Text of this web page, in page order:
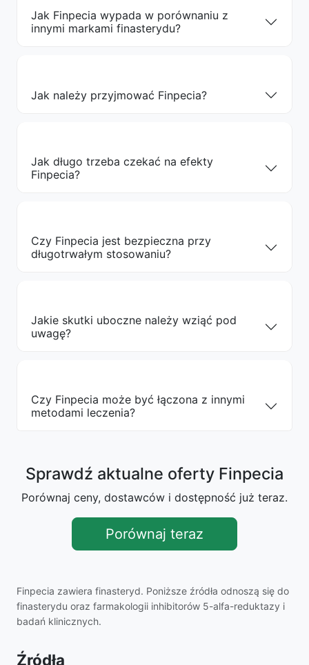
Jak Finpecia wypada w porównaniu z
innymi markami finasterydu?
Jak należy przyjmować Finpecia?
Jak długo trzeba czekać na efekty
Finpecia?
Czy Finpecia jest bezpieczna przy
długotrwałym stosowaniu?
Jakie skutki uboczne należy wziąć pod
uwagę?
Czy Finpecia może być łączona z innymi
metodami leczenia?
Sprawdź aktualne oferty Finpecia
Porównaj ceny, dostawców i dostępność już teraz.
Porównaj teraz
Finpecia zawiera finasteryd. Poniższe źródła odnoszą się do
finasterydu oraz farmakologii inhibitorów 5-alfa-reduktazy i
badań klinicznych.
Źródła